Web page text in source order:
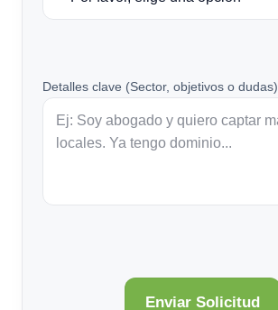
Detalles clave (Sector, objetivos o dudas)